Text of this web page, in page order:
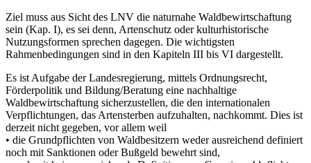
Ziel muss aus Sicht des LNV die naturnahe Waldbewirtschaftung
sein (Kap. I), es sei denn, Artenschutz oder kulturhistorische
Nutzungsformen sprechen dagegen. Die wichtigsten
Rahmenbedingungen sind in den Kapiteln III bis VI dargestellt.
Es ist Aufgabe der Landesregierung, mittels Ordnungsrecht,
Förderpolitik und Bildung/Beratung eine nachhaltige
Waldbewirtschaftung sicherzustellen, die den internationalen
Verpflichtungen, das Artensterben aufzuhalten, nachkommt. Dies ist
derzeit nicht gegeben, vor allem weil
• die Grundpflichten von Waldbesitzern weder ausreichend definiert
noch mit Sanktionen oder Bußgeld bewehrt sind,